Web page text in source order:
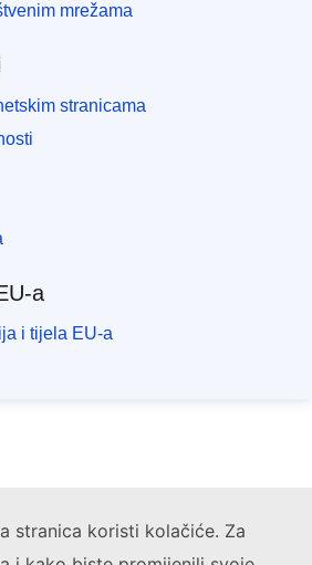
stranica koristi kolačiće. Za
mrežama
stranicama
a
i tijela EU-a